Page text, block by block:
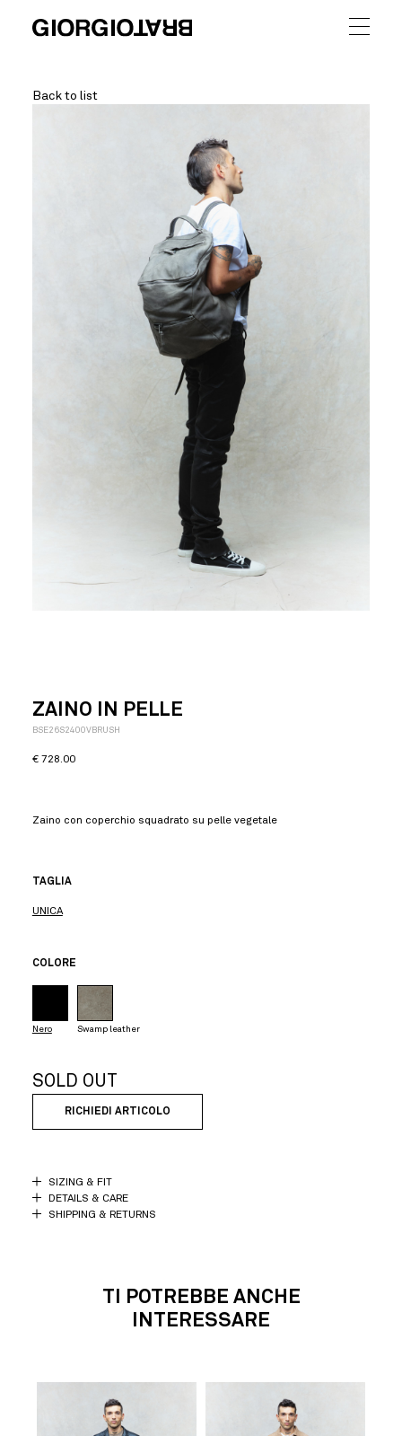
Back to list
ZAINO IN PELLE
BSE26S2400VBRUSH
€ 728.00
Zaino con coperchio squadrato su pelle vegetale
TAGLIA
UNICA
COLORE
Nero Swamp leather
SOLD OUT
RICHIEDI ARTICOLO
SIZING & FIT
DETAILS & CARE
SHIPPING & RETURNS
TI POTREBBE ANCHE
INTERESSARE